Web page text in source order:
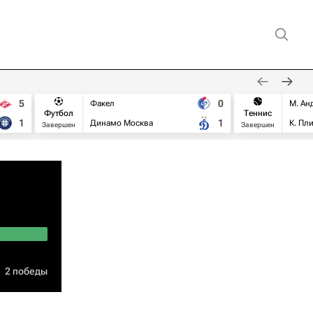
5
1
Футбол
Завершен
Факел
Динамо Москва
0
1
Теннис
Завершен
М.
К.
2 победы